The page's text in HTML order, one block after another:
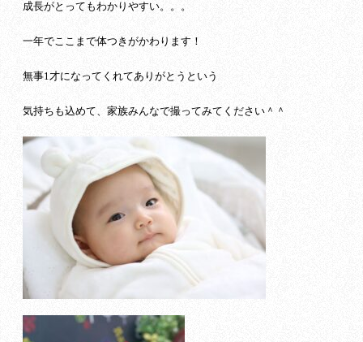
成長がとってもわかりやすい。。。
一年でここまで体つきがかわります！
無事1才になってくれてありがとうという
気持ちも込めて、家族みんなで撮ってみてください＾＾